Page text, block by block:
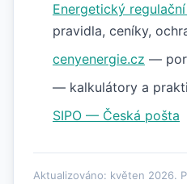
Energetický
pravidla, ceníky,
cenyenergie.cz —
— kalkulátory a
SIPO — Česká pošta
Aktualizováno: květen 2026.